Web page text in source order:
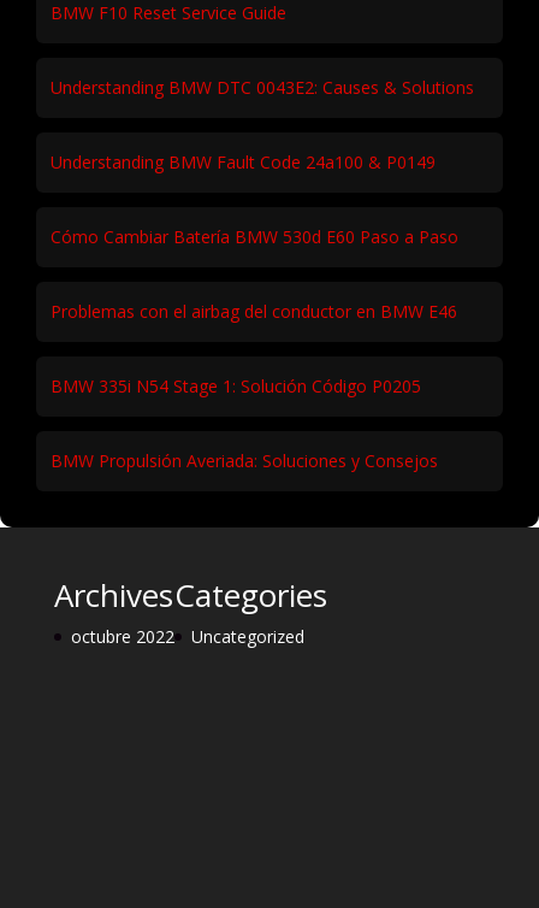
BMW F10 Reset Service Guide
Understanding BMW DTC 0043E2: Causes & Solutions
Understanding BMW Fault Code 24a100 & P0149
Cómo Cambiar Batería BMW 530d E60 Paso a Paso
Problemas con el airbag del conductor en BMW E46
BMW 335i N54 Stage 1: Solución Código P0205
BMW Propulsión Averiada: Soluciones y Consejos
Archives
octubre 2022
Categories
Uncategorized